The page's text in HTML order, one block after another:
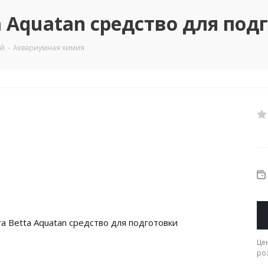
Aquatan средство для
- Аквариумная химия